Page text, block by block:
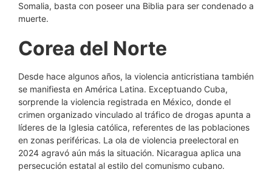
Somalia, basta con poseer una Biblia para ser condenado a
muerte.
Corea del Norte
Desde hace algunos años, la violencia anticristiana también
se manifiesta en América Latina. Exceptuando Cuba,
sorprende la violencia registrada en México, donde el
crimen organizado vinculado al tráfico de drogas apunta a
líderes de la Iglesia católica, referentes de las poblaciones
en zonas periféricas. La ola de violencia preelectoral en
2024 agravó aún más la situación. Nicaragua aplica una
persecución estatal al estilo del comunismo cubano.